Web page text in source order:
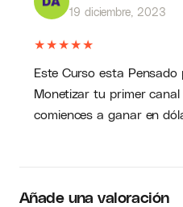
19 diciembre, 2023
★★★★★
Este Curso esta Pensado
Monetizar tu primer canal
comiences a ganar en
Añade una valoración